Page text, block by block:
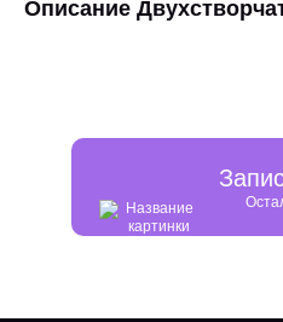
Описание